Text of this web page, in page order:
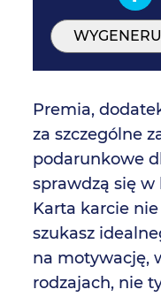
Premia,
za szczególne
podarunkowe
sprawdzą się w
Karta karcie
szukasz
na motywację,
rodzajach, nie